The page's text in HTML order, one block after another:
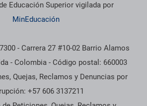
Educación Superior vigilada por
MinEducación
- Carrera 27 #10-02 Barrio Alamos
- Colombia - Código postal: 660003
Quejas, Reclamos y Denuncias por
+57 606 3137211